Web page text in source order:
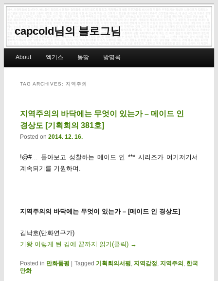
capcold님의 블로그님
Skip to primary content
Skip to secondary content
About 엑기스 몽땅 방명록
TAG ARCHIVES: 지역주의
지역주의의 바닥에는 무엇이 있는가 – 메이드 인
경상도 [기획회의 381호]
Posted on 2014. 12. 16.
!@#… 돌아보고 성찰하는 메이드 인 *** 시리즈가 여기저기서
계속되기를 기원하며.
지역주의의 바닥에는 무엇이 있는가 – [메이드 인 경상도]
김낙호(만화연구가)
기왕 이렇게 된 김에 끝까지 읽기(클릭) →
Posted in 만화품평 Tagged 기획회의서평, 지역감정,지역주의 , 한국
만화